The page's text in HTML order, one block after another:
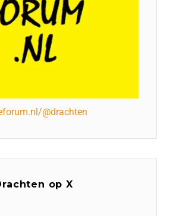
@drachten
op X